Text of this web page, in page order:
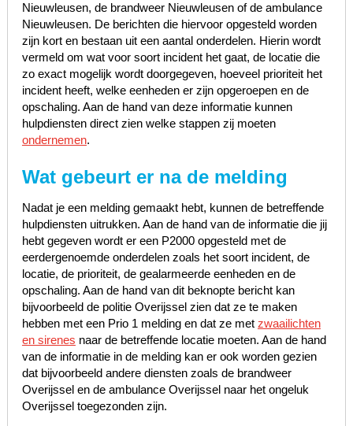
Nieuwleusen, de brandweer Nieuwleusen of de ambulance
Nieuwleusen. De berichten die hiervoor opgesteld worden
zijn kort en bestaan uit een aantal onderdelen. Hierin wordt
vermeld om wat voor soort incident het gaat, de locatie die
zo exact mogelijk wordt doorgegeven, hoeveel prioriteit het
incident heeft, welke eenheden er zijn opgeroepen en de
opschaling. Aan de hand van deze informatie kunnen
hulpdiensten direct zien welke stappen zij moeten
ondernemen.
Wat gebeurt er na de melding
Nadat je een melding gemaakt hebt, kunnen de betreffende
hulpdiensten uitrukken. Aan de hand van de informatie die jij
hebt gegeven wordt er een P2000 opgesteld met de
eerdergenoemde onderdelen zoals het soort incident, de
locatie, de prioriteit, de gealarmeerde eenheden en de
opschaling. Aan de hand van dit beknopte bericht kan
bijvoorbeeld de politie Overijssel zien dat ze te maken
hebben met een Prio 1 melding en dat ze met zwaailichten
en sirenes naar de betreffende locatie moeten. Aan de hand
van de informatie in de melding kan er ook worden gezien
dat bijvoorbeeld andere diensten zoals de brandweer
Overijssel en de ambulance Overijssel naar het ongeluk
Overijssel toegezonden zijn.